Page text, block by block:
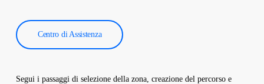
Centro di Assistenza
Segui i passaggi di selezione della zona, creazione del percorso e